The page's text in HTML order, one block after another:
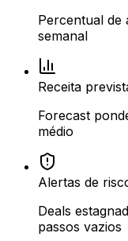
Percentual de
semanal
Receita
Forecast
médio
Alertas de
Deals
passos vazios